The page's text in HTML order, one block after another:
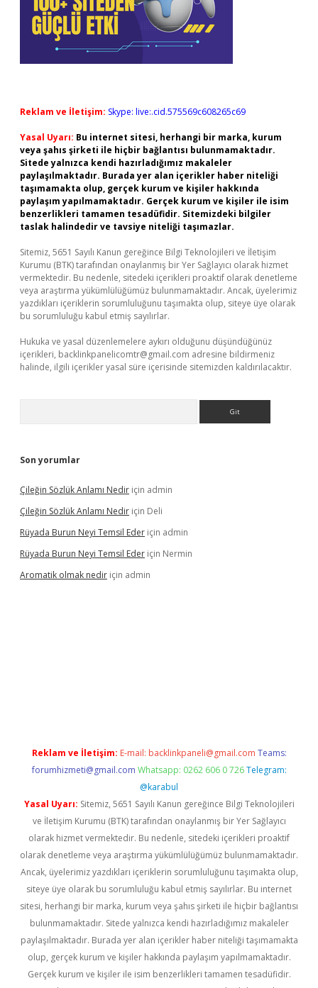
Reklam ve İletişim: Skype: live:.cid.575569c608265c69
Yasal Uyarı: Bu internet sitesi, herhangi bir marka, kurum
veya şahıs şirketi ile hiçbir bağlantısı bulunmamaktadır.
Sitede yalnızca kendi hazırladığımız makaleler
paylaşılmaktadır. Burada yer alan içerikler haber niteliği
taşımamakta olup, gerçek kurum ve kişiler hakkında
paylaşım yapılmamaktadır. Gerçek kurum ve kişiler ile isim
benzerlikleri tamamen tesadüfidir. Sitemizdeki bilgiler
taslak halindedir ve tavsiye niteliği taşımazlar.
Sitemiz, 5651 Sayılı Kanun gereğince Bilgi Teknolojileri ve İletişim
Kurumu (BTK) tarafından onaylanmış bir Yer Sağlayıcı olarak hizmet
vermektedir. Bu nedenle, sitedeki içerikleri proaktif olarak denetleme
veya araştırma yükümlülüğümüz bulunmamaktadır. Ancak, üyelerimiz
yazdıkları içeriklerin sorumluluğunu taşımakta olup, siteye üye olarak
bu sorumluluğu kabul etmiş sayılırlar.
Hukuka ve yasal düzenlemelere aykırı olduğunu düşündüğünüz
içerikleri, backlinkpanelicomtr@gmail.com adresine bildirmeniz
halinde, ilgili içerikler yasal süre içerisinde sitemizden kaldırılacaktır.
Son yorumlar
Çileğin Sözlük Anlamı Nedir için admin
Çileğin Sözlük Anlamı Nedir için Deli
Rüyada Burun Neyi Temsil Eder için admin
Rüyada Burun Neyi Temsil Eder için Nermin
Aromatik olmak nedir için admin
Reklam ve İletişim: E-mail: backlinkpaneli@gmail.com Teams:
forumhizmeti@gmail.com Whatsapp: 0262 606 0 726 Telegram:
@karabul
Yasal Uyarı: Sitemiz, 5651 Sayılı Kanun gereğince Bilgi Teknolojileri
ve İletişim Kurumu (BTK) tarafından onaylanmış bir Yer Sağlayıcı
olarak hizmet vermektedir. Bu nedenle, sitedeki içerikleri proaktif
olarak denetleme veya araştırma yükümlülüğümüz bulunmamaktadır.
Ancak, üyelerimiz yazdıkları içeriklerin sorumluluğunu taşımakta olup,
siteye üye olarak bu sorumluluğu kabul etmiş sayılırlar. Bu internet
sitesi, herhangi bir marka, kurum veya şahıs şirketi ile hiçbir bağlantısı
bulunmamaktadır. Sitede yalnızca kendi hazırladığımız makaleler
paylaşılmaktadır. Burada yer alan içerikler haber niteliği taşımamakta
olup, gerçek kurum ve kişiler hakkında paylaşım yapılmamaktadır.
Gerçek kurum ve kişiler ile isim benzerlikleri tamamen tesadüfidir.